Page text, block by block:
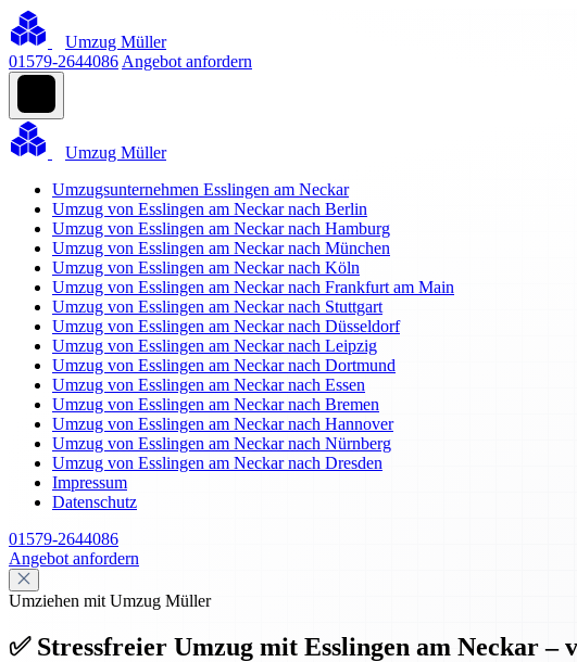
Umzug Müller
01579-2644086 Angebot anfordern
Umzug Müller
Umzugsunternehmen Esslingen am Neckar
Umzug von Esslingen am Neckar nach Berlin
Umzug von Esslingen am Neckar nach Hamburg
Umzug von Esslingen am Neckar nach München
Umzug von Esslingen am Neckar nach Köln
Umzug von Esslingen am Neckar nach Frankfurt am Main
Umzug von Esslingen am Neckar nach Stuttgart
Umzug von Esslingen am Neckar nach Düsseldorf
Umzug von Esslingen am Neckar nach Leipzig
Umzug von Esslingen am Neckar nach Dortmund
Umzug von Esslingen am Neckar nach Essen
Umzug von Esslingen am Neckar nach Bremen
Umzug von Esslingen am Neckar nach Hannover
Umzug von Esslingen am Neckar nach Nürnberg
Umzug von Esslingen am Neckar nach Dresden
Impressum
Datenschutz
01579-2644086
Angebot anfordern
Umziehen mit Umzug Müller
✅ Stressfreier Umzug mit Esslingen am Neckar –